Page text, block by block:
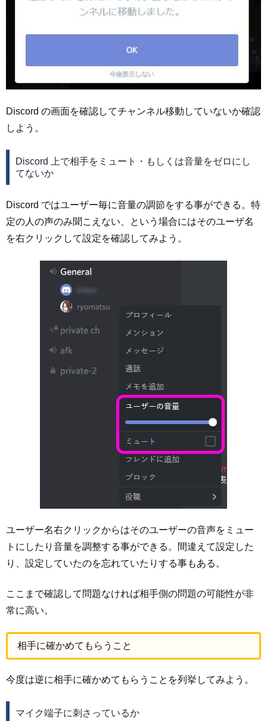
Discord の画面を確認してチャンネル移動していないか確認
しよう。
Discord 上で相手をミュート・もしくは音量をゼロにし
てないか
Discord ではユーザー毎に音量の調節をする事ができる。特
定の人の声のみ聞こえない、という場合にはそのユーザ名
を右クリックして設定を確認してみよう。
ユーザー名右クリックからはそのユーザーの音声をミュー
トにしたり音量を調整する事ができる。間違えて設定した
り、設定していたのを忘れていたりする事もある。
ここまで確認して問題なければ相手側の問題の可能性が非
常に高い。
相手に確かめてもらうこと
今度は逆に相手に確かめてもらうことを列挙してみよう。
マイク端子に刺さっているか